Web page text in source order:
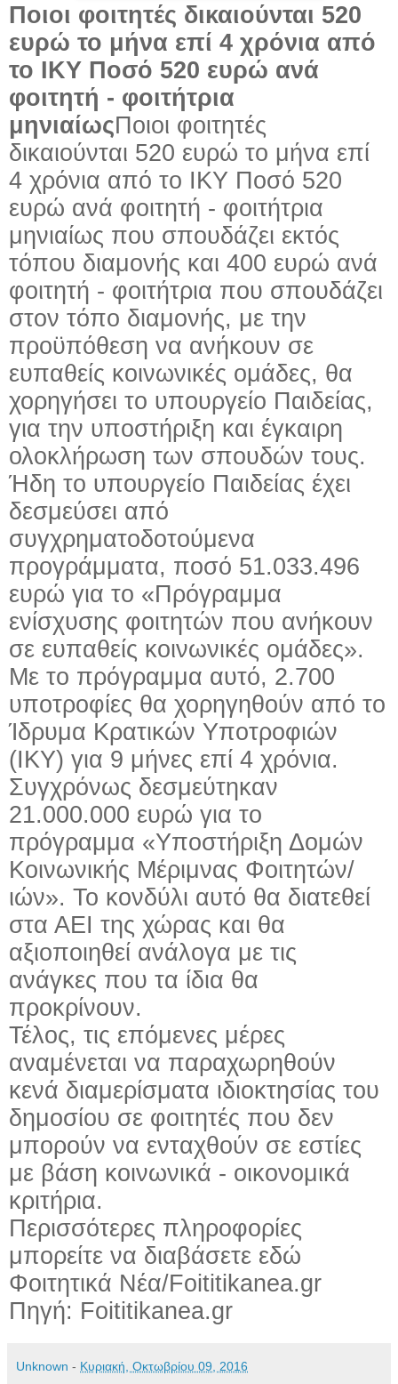
Ποιοι φοιτητές δικαιούνται 520
ευρώ το μήνα επί 4 χρόνια από
το ΙΚΥ Ποσό 520 ευρώ ανά
φοιτητή - φοιτήτρια
μηνιαίωςΠοιοι φοιτητές
δικαιούνται 520 ευρώ το μήνα επί
4 χρόνια από το ΙΚΥ Ποσό 520
ευρώ ανά φοιτητή - φοιτήτρια
μηνιαίως που σπουδάζει εκτός
τόπου διαμονής και 400 ευρώ ανά
φοιτητή - φοιτήτρια που σπουδάζει
στον τόπο διαμονής, με την
προϋπόθεση να ανήκουν σε
ευπαθείς κοινωνικές ομάδες, θα
χορηγήσει το υπουργείο Παιδείας,
για την υποστήριξη και έγκαιρη
ολοκλήρωση των σπουδών τους.
Ήδη το υπουργείο Παιδείας έχει
δεσμεύσει από
συγχρηματοδοτούμενα
προγράμματα, ποσό 51.033.496
ευρώ για το «Πρόγραμμα
ενίσχυσης φοιτητών που ανήκουν
σε ευπαθείς κοινωνικές ομάδες».
Με το πρόγραμμα αυτό, 2.700
υποτροφίες θα χορηγηθούν από το
Ίδρυμα Κρατικών Υποτροφιών
(ΙΚΥ) για 9 μήνες επί 4 χρόνια.
Συγχρόνως δεσμεύτηκαν
21.000.000 ευρώ για το
πρόγραμμα «Υποστήριξη Δομών
Κοινωνικής Μέριμνας Φοιτητών/
ιών». Το κονδύλι αυτό θα διατεθεί
στα ΑΕΙ της χώρας και θα
αξιοποιηθεί ανάλογα με τις
ανάγκες που τα ίδια θα
προκρίνουν.
Τέλος, τις επόμενες μέρες
αναμένεται να παραχωρηθούν
κενά διαμερίσματα ιδιοκτησίας του
δημοσίου σε φοιτητές που δεν
μπορούν να ενταχθούν σε εστίες
με βάση κοινωνικά - οικονομικά
κριτήρια.
Περισσότερες πληροφορίες
μπορείτε να διαβάσετε εδώ
Φοιτητικά Νέα/Foititikanea.gr
Πηγή: Foititikanea.gr
Unknown - Κυριακή, Οκτωβρίου 09, 2016